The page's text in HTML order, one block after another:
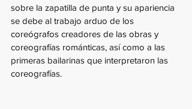
sobre la zapatilla de punta y su apariencia
se debe al trabajo arduo de los
coreógrafos creadores de las obras y
coreografías románticas, así como a las
primeras bailarinas que interpretaron las
coreografías.